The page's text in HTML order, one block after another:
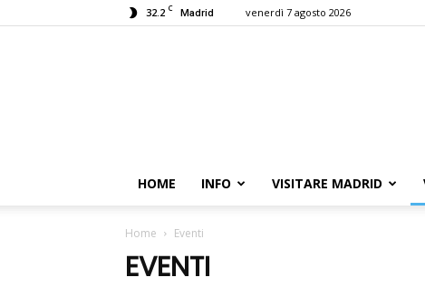
32.2 C Madrid venerdì 7 agosto 2026
HOME INFO VISITARE MADRID
Home Eventi
EVENTI